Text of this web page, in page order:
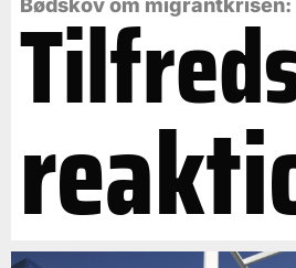
Bødskov om migrantkrisen: